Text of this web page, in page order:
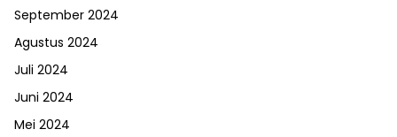
September 2024
Agustus 2024
Juli 2024
Juni 2024
Mei 2024